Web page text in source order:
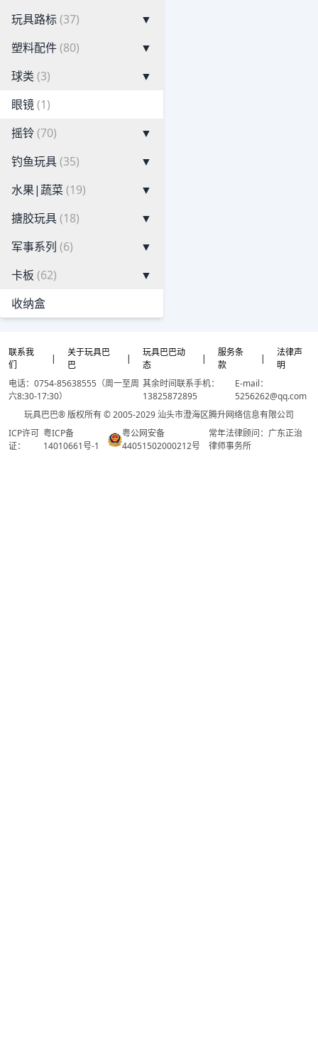
玩具路标(37)
▼
塑料配件(80)
▼
球类 (3)
▼
眼镜(1)
摇铃(70)
▼
钓鱼玩具(35)
▼
水果|蔬菜(19)
▼
搪胶玩具(18)
▼
军事系列 (6)
▼
卡板 (62)
▼
收纳盒
联系我
们
|
关于玩具巴
巴
|
玩具巴巴动
态
|
服务条
款
|
法律声
明
电话：0754-85638555（周一至周
六8:30-17:30）
其余时间联系手机：
13825872895
E-mail：
5256262@qq.com
玩具巴巴® 版权所有 © 2005-2029 汕头市澄海区腾升网络信息有限公司
ICP许可
证：
粤ICP备
14010661号-1
粤公网安备
44051502000212号
常年法律顾问：广东正治
律师事务所